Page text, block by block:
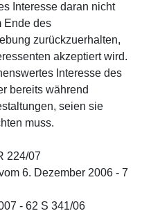
Interesse daran nicht
Ende des
zurückzuerhalten,
akzeptiert wird.
Interesse des
bereits während
seien sie
muss.
224/07
6. Dezember 2006 - 7
- 62 S 341/06